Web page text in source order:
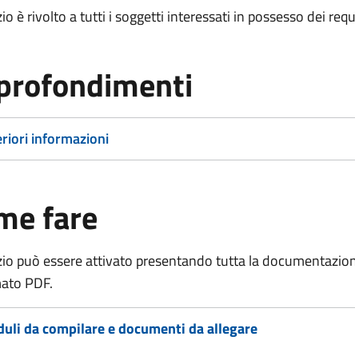
è rivolto a tutti i soggetti interessati in possesso dei
informazioni
fare
può essere attivato presentando tutta la
PDF.
da compilare e documenti da allegare